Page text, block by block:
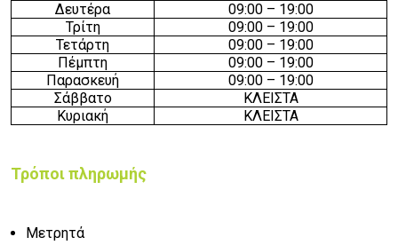
Δευτέρα 09:00 – 19:00
Τρίτη
09:00 – 19:00
Τετάρτη
09:00 – 19:00
Πέμπτη
09:00 – 19:00
Παρασκευή
09:00 – 19:00
Σάββατο
ΚΛΕΙΣΤΑ
Κυριακή
ΚΛΕΙΣΤΑ
Τρόποι πληρωμής
Μετρητά